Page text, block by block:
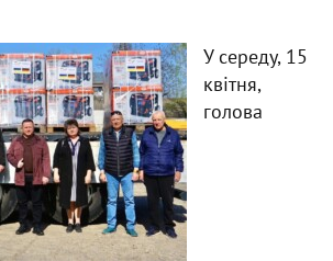
У середу, 15
квітня,
голова